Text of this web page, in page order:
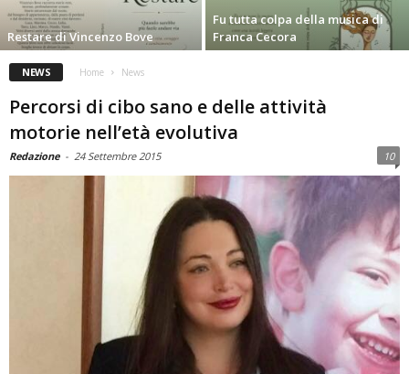
Restare di Vincenzo Bove
Fu tutta colpa della musica di
Franca Cecora
NEWS Home News
Percorsi di cibo sano e delle attività
motorie nell’età evolutiva
Redazione - 24 Settembre 2015 10